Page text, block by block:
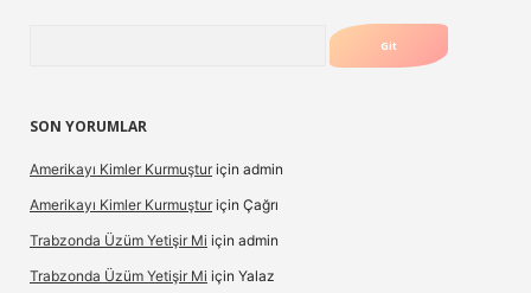
SON YORUMLAR
Amerikayı Kimler Kurmuştur için admin
Amerikayı Kimler Kurmuştur için Çağrı
Trabzonda Üzüm Yetişir Mi için admin
Trabzonda Üzüm Yetişir Mi için Yalaz